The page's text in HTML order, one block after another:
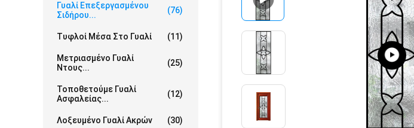
Γυαλί Επεξεργασμένου
Σιδήρου...
(76)
Τυφλοί Μέσα Στο Γυαλί (11)
Μετριασμένο Γυαλί
Ντους...
(25)
Τοποθετούμε Γυαλί
Ασφαλείας...
(12)
Λοξευμένο Γυαλί Ακρών (30)